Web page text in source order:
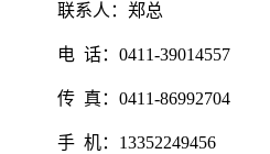
联系人：郑总
电 话：0411-39014557
传 真：0411-86992704
手 机：13352249456